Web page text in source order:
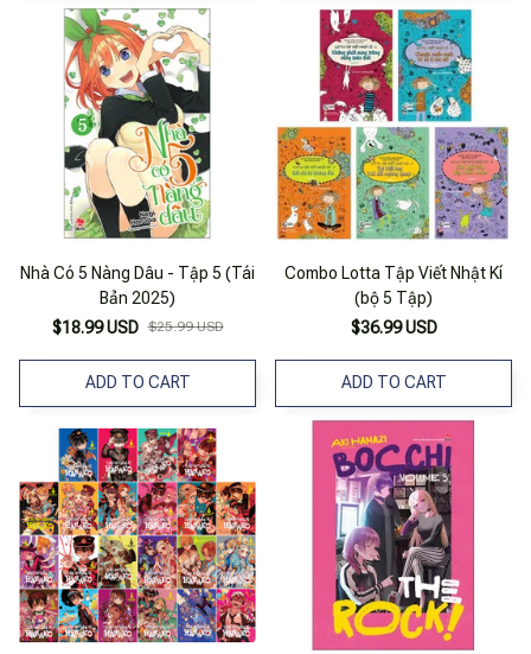
Nhà Có 5 Nàng Dâu - Tập 5 (Tái
Bản 2025)
$18.99 USD $25.99 USD
ADD TO CART
Combo Lotta Tập Viết Nhật Kí
(bộ 5 Tập)
$36.99 USD
ADD TO CART